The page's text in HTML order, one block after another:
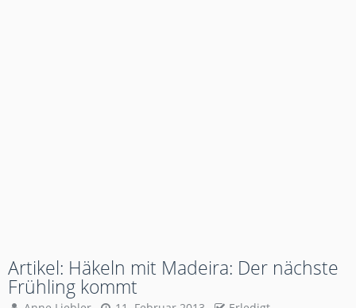
Artikel: Häkeln mit Madeira: Der nächste
Frühling kommt